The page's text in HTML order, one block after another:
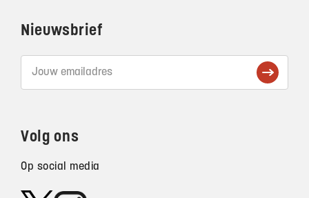
Nieuwsbrief
Volg ons
Op social media